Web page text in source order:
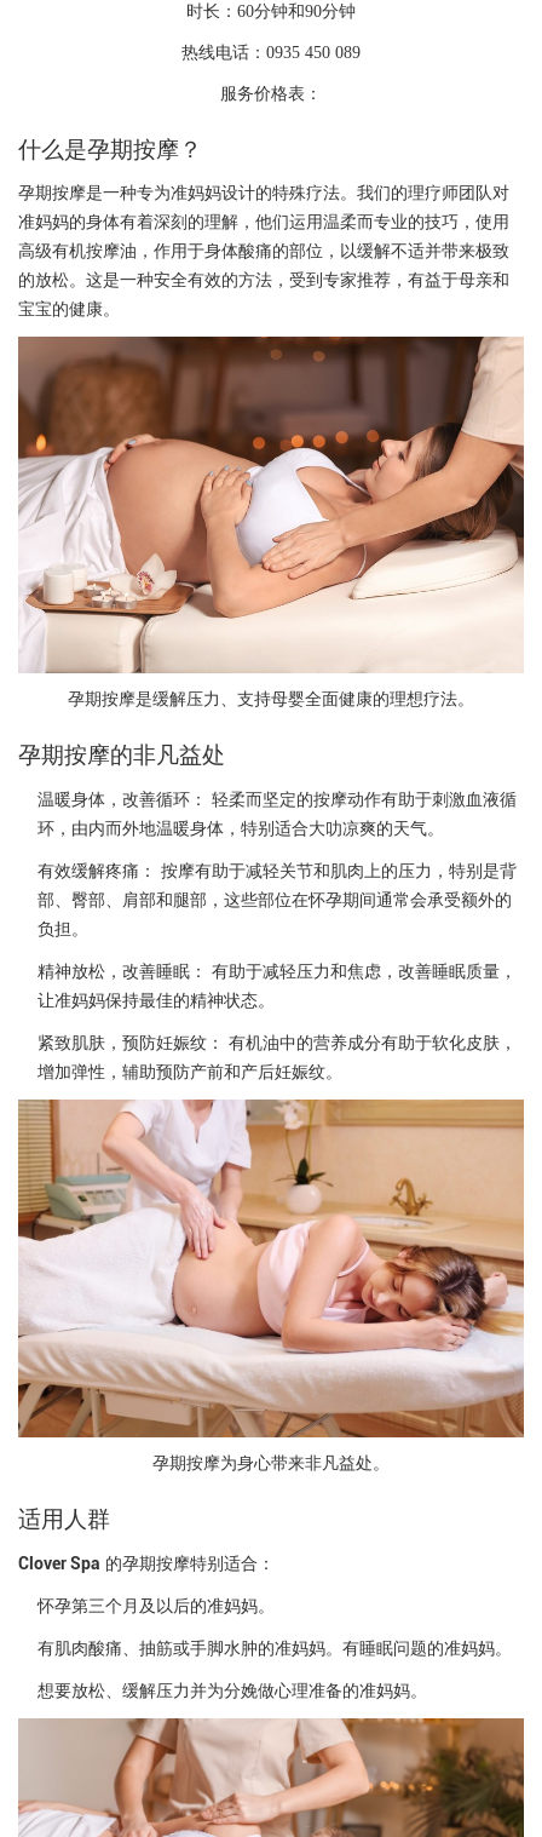
时长：60分钟和90分钟
热线电话：0935 450 089
服务价格表：
什么是孕期按摩？
孕期按摩是一种专为准妈妈设计的特殊疗法。我们的理疗师团队对
准妈妈的身体有着深刻的理解，他们运用温柔而专业的技巧，使用
高级有机按摩油，作用于身体酸痛的部位，以缓解不适并带来极致
的放松。这是一种安全有效的方法，受到专家推荐，有益于母亲和
宝宝的健康。
孕期按摩是缓解压力、支持母婴全面健康的理想疗法。
孕期按摩的非凡益处
温暖身体，改善循环：
轻柔而坚定的按摩动作有助于刺激血液循
环，由内而外地温暖身体，特别适合大叻凉爽的天气。
有效缓解疼痛：
按摩有助于减轻关节和肌肉上的压力，特别是背
部、臀部、肩部和腿部，这些部位在怀孕期间通常会承受额外的
负担。
精神放松，改善睡眠：
有助于减轻压力和焦虑，改善睡眠质量，
让准妈妈保持最佳的精神状态。
紧致肌肤，预防妊娠纹：
有机油中的营养成分有助于软化皮肤，
增加弹性，辅助预防产前和产后妊娠纹。
孕期按摩为身心带来非凡益处。
适用人群
Clover Spa 的孕期按摩特别适合：
怀孕第三个月及以后的准妈妈。
有肌肉酸痛、抽筋或手脚水肿的准妈妈。 有睡眠问题的准妈妈。
想要放松、缓解压力并为分娩做心理准备的准妈妈。